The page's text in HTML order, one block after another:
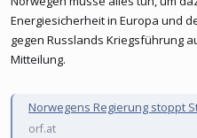
Energiesicherheit in Europa und
gegen Russlands Kriegsführung
Mitteilung.
Norwegens Regierung stoppt
orf.at